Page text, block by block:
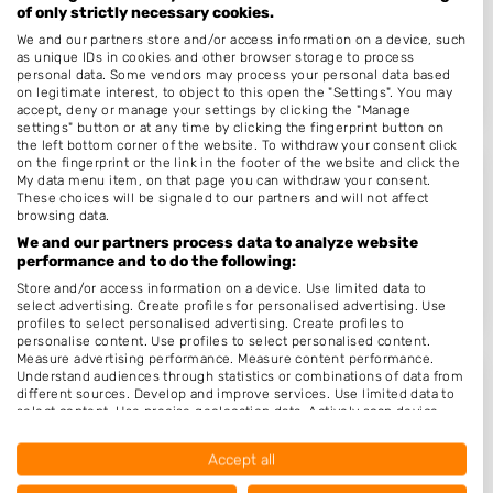
Hilvarenbeekseweg 60
5022GC Tilburg
Kapper Drunen - Hair & Looks
5151HA Drunen
Op 15,93 km afstand
Kapper Said
5049NR
Tilburg
Op 16,16 km afstand
of only strictly necessary cookies.
We and our partners store and/or access information on a device, such
as unique IDs in cookies and other browser storage to process
personal data. Some vendors may process your personal data based
on legitimate interest, to object to this open the "Settings". You may
accept, deny or manage your settings by clicking the "Manage
settings" button or at any time by clicking the fingerprint button on
the left bottom corner of the website. To withdraw your consent click
on the fingerprint or the link in the footer of the website and click the
My data menu item, on that page you can withdraw your consent.
These choices will be signaled to our partners and will not affect
browsing data.
We and our partners process data to analyze website
performance and to do the following:
Store and/or access information on a device. Use limited data to
select advertising. Create profiles for personalised advertising. Use
profiles to select personalised advertising. Create profiles to
personalise content. Use profiles to select personalised content.
Measure advertising performance. Measure content performance.
Understand audiences through statistics or combinations of data from
different sources. Develop and improve services. Use limited data to
select content. Use precise geolocation data. Actively scan device
Data may be shared outside of the European Union and send to the
Your consent and the cookie policy applies solely to this website/app.
Accept all